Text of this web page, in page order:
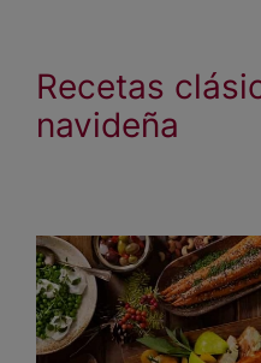
Recetas
navideña